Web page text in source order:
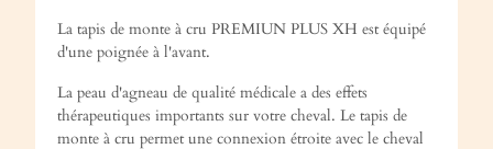
La tapis de monte à cru PREMIUN PLUS XH est équipé
d'une poignée à l'avant.
La peau d'agneau de qualité médicale a des effets
thérapeutiques importants sur votre cheval. Le tapis de
monte à cru permet une connexion étroite avec le cheval